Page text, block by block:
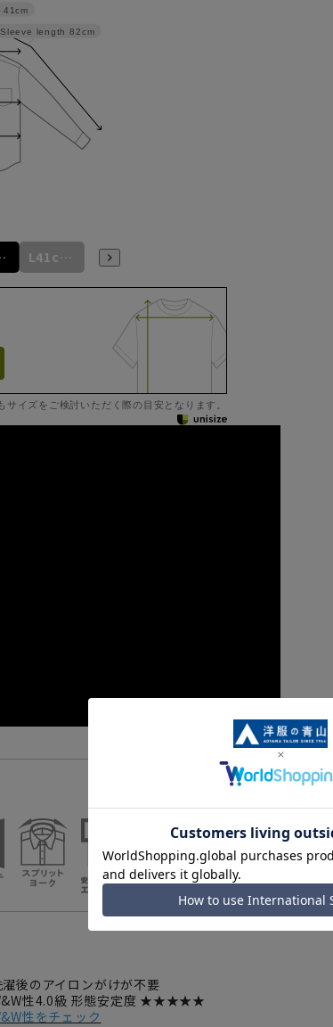
Sleeve length 82cm
41cm
L41cm/84cm
サイズをご検討いただく際の目安となります。
機能一覧
濯後のアイロンがけが不要
性4.0級 形態安定度 ★★★★★
性をチェック